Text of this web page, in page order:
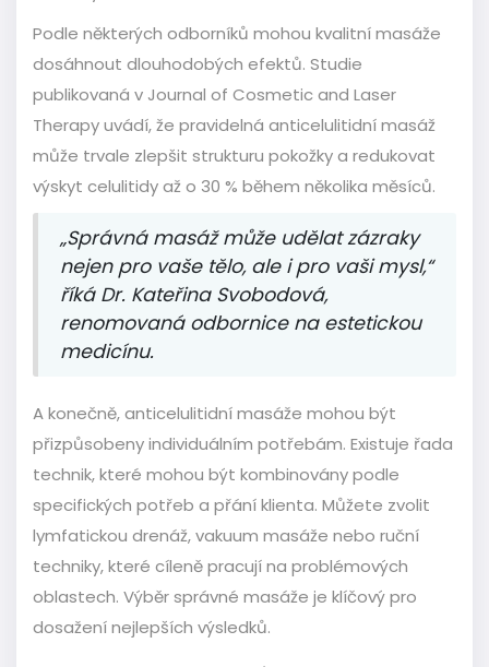
Podle některých odborníků mohou kvalitní masáže
dosáhnout dlouhodobých efektů. Studie
publikovaná v Journal of Cosmetic and Laser
Therapy uvádí, že pravidelná anticelulitidní masáž
může trvale zlepšit strukturu pokožky a redukovat
výskyt celulitidy až o 30 % během několika měsíců.
„Správná masáž může udělat zázraky
nejen pro vaše tělo, ale i pro vaši mysl,“
říká Dr. Kateřina Svobodová,
renomovaná odbornice na estetickou
medicínu.
A konečně, anticelulitidní masáže mohou být
přizpůsobeny individuálním potřebám. Existuje řada
technik, které mohou být kombinovány podle
specifických potřeb a přání klienta. Můžete zvolit
lymfatickou drenáž, vakuum masáže nebo ruční
techniky, které cíleně pracují na problémových
oblastech. Výběr správné masáže je klíčový pro
dosažení nejlepších výsledků.